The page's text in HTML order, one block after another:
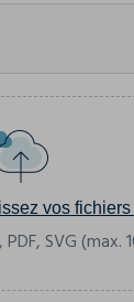
vos fichiers
PDF, SVG (max.